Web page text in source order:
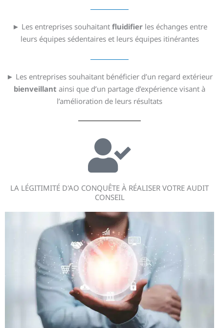
► Les entreprises souhaitant fluidifier les échanges entre
leurs équipes sédentaires et leurs équipes itinérantes
► Les entreprises souhaitant bénéficier d’un regard extérieur
bienveillant ainsi que d’un partage d’expérience visant à
l’amélioration de leurs résultats
LA LÉGITIMITÉ D'AO CONQUÊTE À RÉALISER VOTRE AUDIT
CONSEIL